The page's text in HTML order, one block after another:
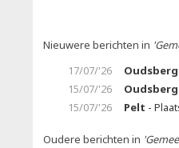
Nieuwere berichten in
17/07/'26
15/07/'26
15/07/'26
Pelt -
Oudere berichten in